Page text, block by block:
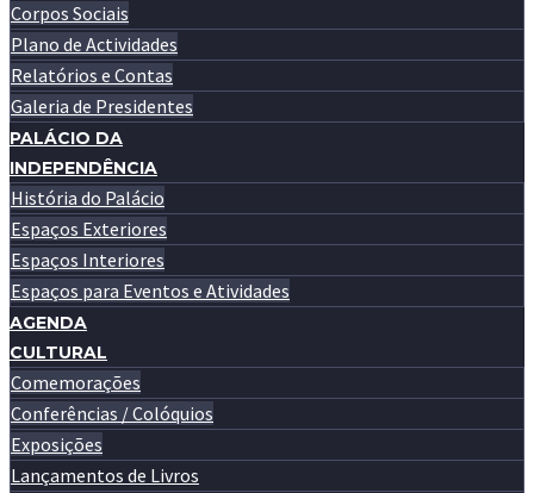
Corpos Sociais
Plano de Actividades
Relatórios e Contas
Galeria de Presidentes
PALÁCIO DA
INDEPENDÊNCIA
História do Palácio
Espaços Exteriores
Espaços Interiores
Espaços para Eventos e Atividades
AGENDA
CULTURAL
Comemorações
Conferências / Colóquios
Exposições
Lançamentos de Livros